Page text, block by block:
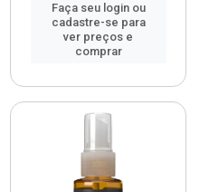
Faça seu login ou
cadastre-se para
ver preços e
comprar